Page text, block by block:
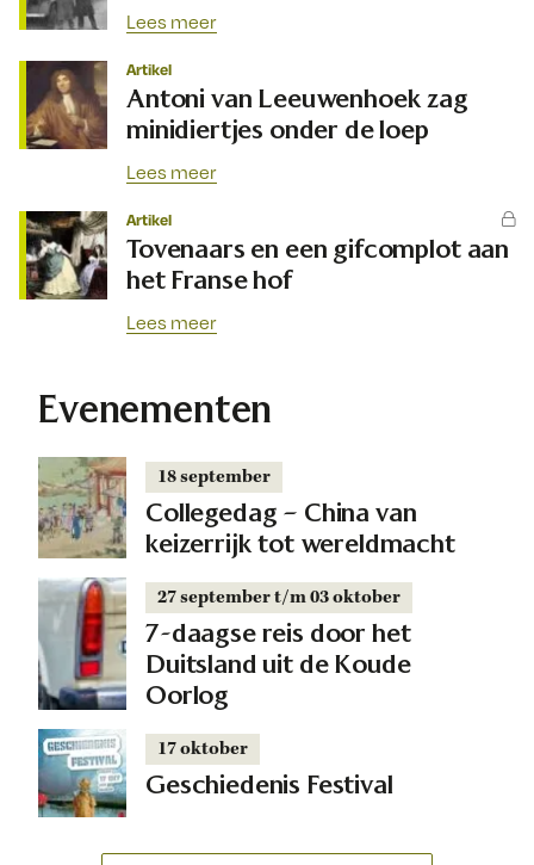
Lees meer
Artikel
Antoni van Leeuwenhoek zag
minidiertjes onder de loep
Lees meer
Artikel
Tovenaars en een gifcomplot aan
het Franse hof
Lees meer
Evenementen
18 september
Collegedag – China van
keizerrijk tot wereldmacht
27 september t/m 03 oktober
7-daagse reis door het
Duitsland uit de Koude
Oorlog
17 oktober
Geschiedenis Festival